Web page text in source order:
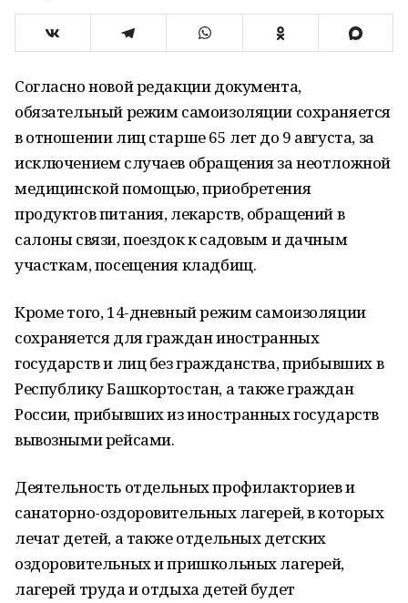
Согласно новой редакции документа,
обязательный режим самоизоляции сохраняется
в отношении лиц старше 65 лет до 9 августа, за
исключением случаев обращения за неотложной
медицинской помощью, приобретения
продуктов питания, лекарств, обращений в
салоны связи, поездок к садовым и дачным
участкам, посещения кладбищ.
Кроме того, 14-дневный режим самоизоляции
сохраняется для граждан иностранных
государств и лиц без гражданства, прибывших в
Республику Башкортостан, а также граждан
России, прибывших из иностранных государств
вывозными рейсами.
Деятельность отдельных профилакториев и
санаторно-оздоровительных лагерей, в которых
лечат детей, а также отдельных детских
оздоровительных и пришкольных лагерей,
лагерей труда и отдыха детей будет